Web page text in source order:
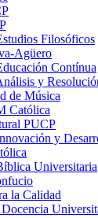
Filosóficos
Agüero
Contínua
y
de Música
Católica
PUCP
y
Universitaria
la Calidad